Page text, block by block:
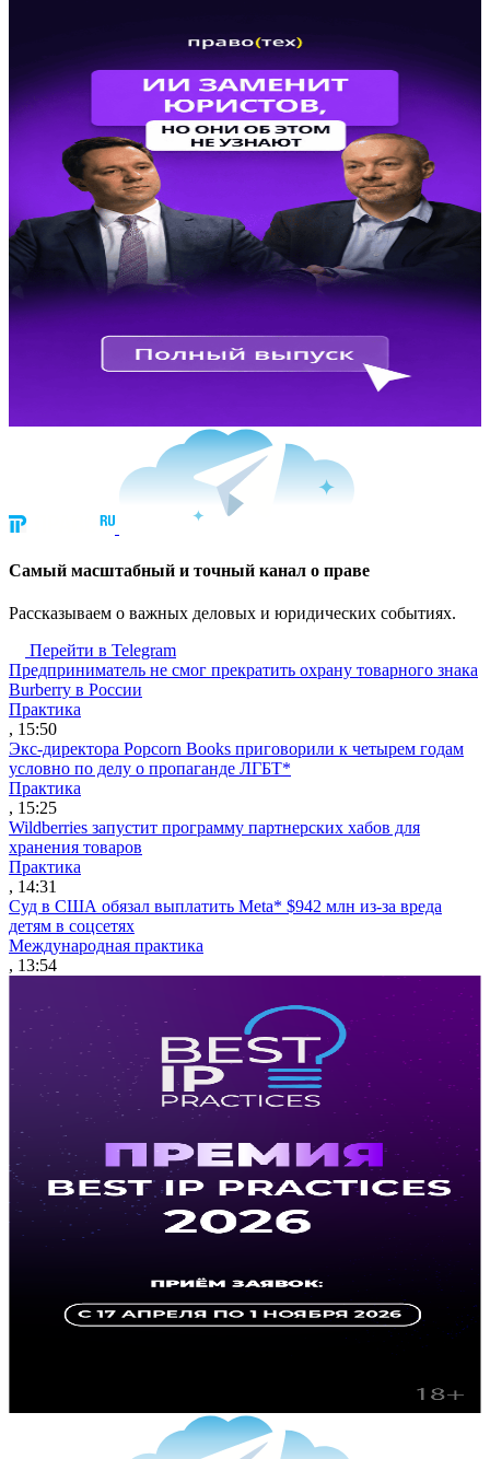
Cамый масштабный и точный канал о праве
Рассказываем о важных деловых и юридических событиях.
Перейти в Telegram
Предприниматель не смог прекратить охрану товарного знака
Burberry в России
Практика
, 15:50
Экс-директора Popcorn Books приговорили к четырем годам
условно по делу о пропаганде ЛГБТ*
Практика
, 15:25
Wildberries запустит программу партнерских хабов для
хранения товаров
Практика
, 14:31
Суд в США обязал выплатить Meta* $942 млн из-за вреда
детям в соцсетях
Международная практика
, 13:54